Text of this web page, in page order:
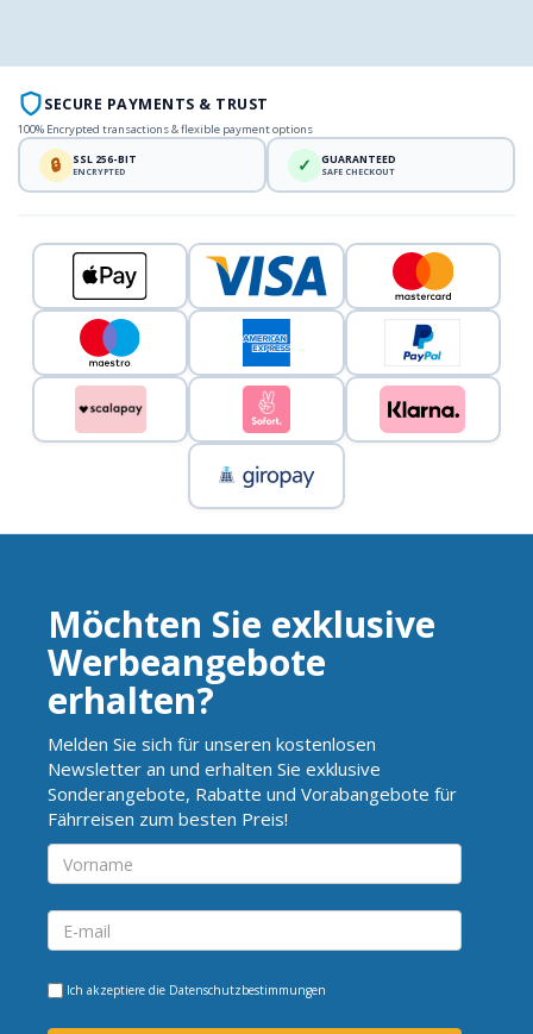
SECURE PAYMENTS & TRUST
100% Encrypted transactions & flexible payment options
🔒 SSL 256-BIT
ENCRYPTED ✓ GUARANTEED
SAFE CHECKOUT
Möchten Sie exklusive
Werbeangebote
erhalten?
Melden Sie sich für unseren kostenlosen
Newsletter an und erhalten Sie exklusive
Sonderangebote, Rabatte und Vorabangebote für
Fährreisen zum besten Preis!
Ich akzeptiere die Datenschutzbestimmungen